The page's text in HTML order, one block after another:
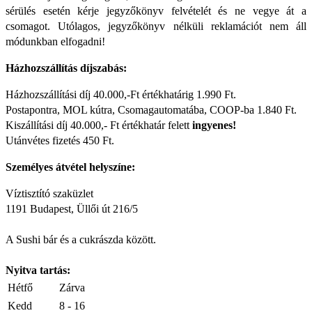
sérülés esetén kérje jegyzőkönyv felvételét és ne vegye át a
csomagot. Utólagos, jegyzőkönyv nélküli reklamációt nem áll
módunkban elfogadni!
Házhozszállítás díjszabás:
Házhozszállítási díj 40.000,-Ft értékhatárig 1.990 Ft.
Postapontra, MOL kútra, Csomagautomatába, COOP-ba 1.840 Ft.
Kiszállítási díj 40.000,- Ft értékhatár felett ingyenes!
Utánvétes fizetés 450 Ft.
Személyes átvétel helyszíne:
Víztisztító szaküzlet
1191 Budapest, Üllői út 216/5
A Sushi bár és a cukrászda között.
Nyitva tartás:
Hétfő
Zárva
Kedd
8 - 16